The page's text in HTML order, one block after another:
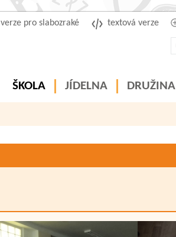
textová verze
verze pro slabozraké
ŠKOLA JÍDELNA DRUŽINA